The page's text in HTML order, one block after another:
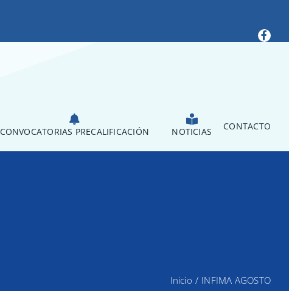
CONVOCATORIAS PRECALIFICACIÓN NOTICIAS CONTACTO
Inicio / INFIMA AGOSTO